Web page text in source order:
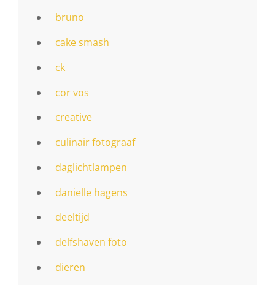
bruno
cake smash
ck
cor vos
creative
culinair fotograaf
daglichtlampen
danielle hagens
deeltijd
delfshaven foto
dieren